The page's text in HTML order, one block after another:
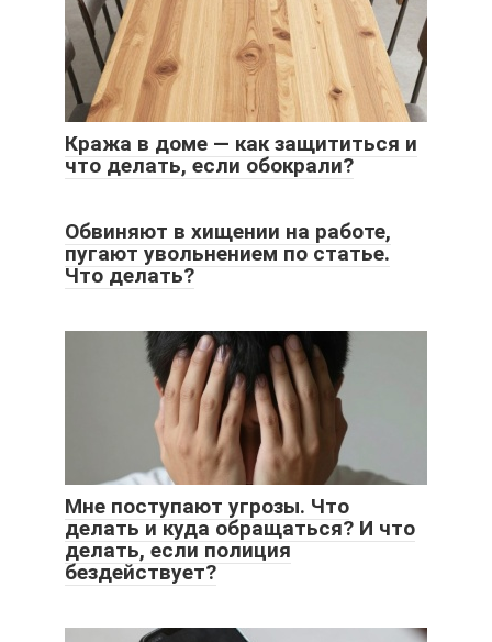
Кража в доме — как защититься и
что делать, если обокрали?
Обвиняют в хищении на работе,
пугают увольнением по статье.
Что делать?
Мне поступают угрозы. Что
делать и куда обращаться? И что
делать, если полиция
бездействует?